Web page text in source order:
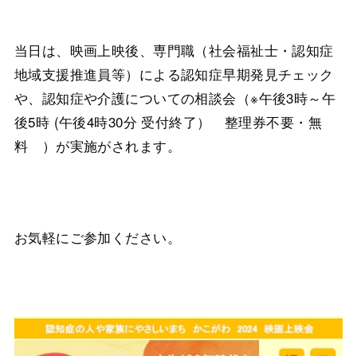
当日は、映画上映後、専門職（社会福祉士・認知症
地域支援推進員等）による認知症早期発見チェック
や、認知症や介護についての相談会（※午後3時～午
後5時 (午後4時30分 受付終了） 整理券不要・無
料 ）が実施がされます。
お気軽にご参加ください。